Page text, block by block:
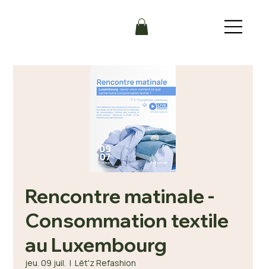
Rencontre matinale -
Consommation textile
au Luxembourg
jeu. 09 juil.
  |
Lët'z Refashion